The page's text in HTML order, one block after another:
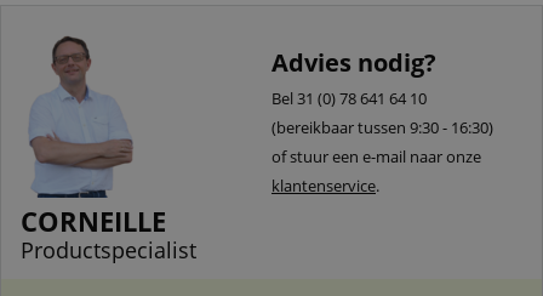
CORNEILLE
Productspecialist
Advies nodig?
Bel 31 (0) 78 641 64 10
(bereikbaar tussen 9:30 - 16:30)
of stuur een e-mail naar onze
klantenservice.